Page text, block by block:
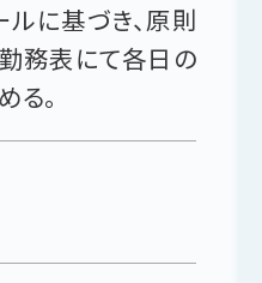
に基づき、原則
務表にて各日の
る。